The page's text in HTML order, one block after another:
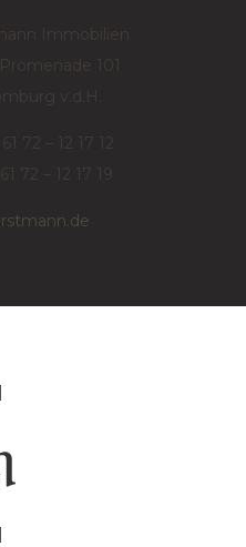
Immobilien
101
v.d.H.
72 – 12 17 12
72 – 12 17 19